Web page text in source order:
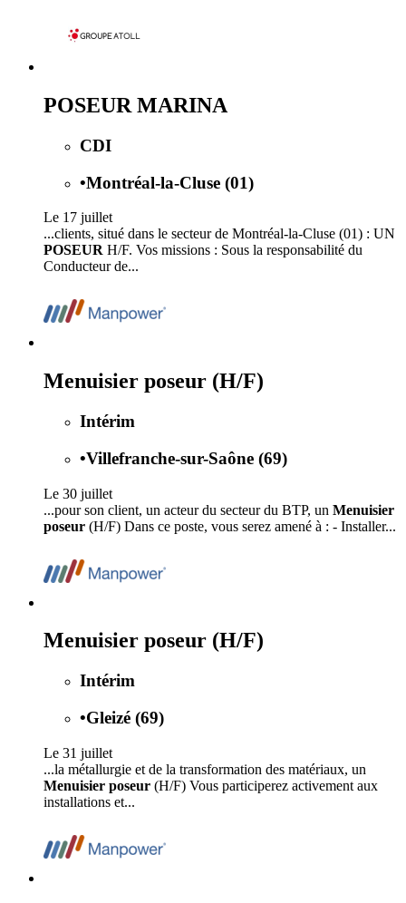
POSEUR MARINA
CDI
•Montréal-la-Cluse (01)
Le 17 juillet
...clients, situé dans le secteur de Montréal-la-Cluse (01) : UN
POSEUR H/F. Vos missions : Sous la responsabilité du
Conducteur de...
Menuisier poseur (H/F)
Intérim
•Villefranche-sur-Saône (69)
Le 30 juillet
...pour son client, un acteur du secteur du BTP, un Menuisier
poseur (H/F) Dans ce poste, vous serez amené à : - Installer...
Menuisier poseur (H/F)
Intérim
•Gleizé (69)
Le 31 juillet
...la métallurgie et de la transformation des matériaux, un
Menuisier poseur (H/F) Vous participerez activement aux
installations et...